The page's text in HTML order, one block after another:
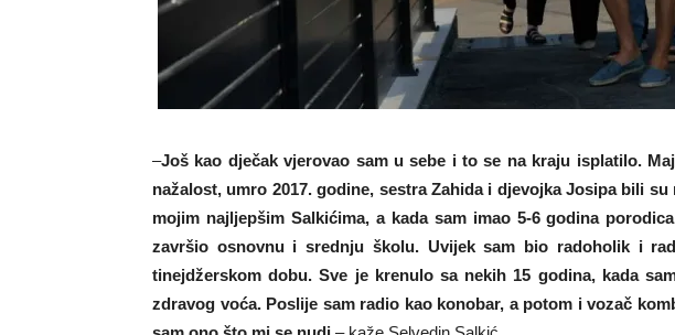
–Još kao dječak vjerovao sam u sebe i to se na kraju isplatilo.
nažalost, umro 2017. godine, sestra Zahida i djevojka Josipa bili
mojim najljepšim Salkićima, a kada sam imao 5-6 godina
završio osnovnu i srednju školu. Uvijek sam bio radoholik i
tinejdžerskom dobu. Sve je krenulo sa nekih 15 godina, kada
zdravog voća. Poslije sam radio kao konobar, a potom i vozač